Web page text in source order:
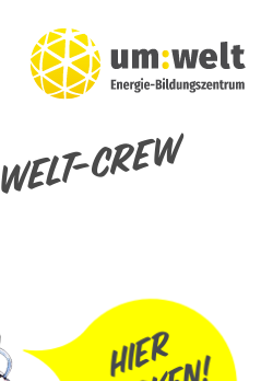
Crew